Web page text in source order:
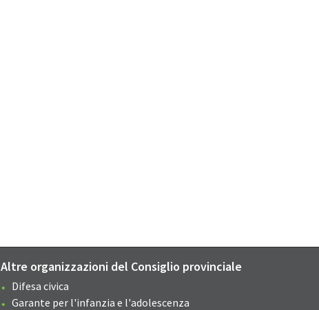
Altre organizzazioni del Consiglio provinciale
Difesa civica
Garante per l'infanzia e l'adolescenza